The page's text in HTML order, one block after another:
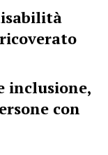
inclusione,
con